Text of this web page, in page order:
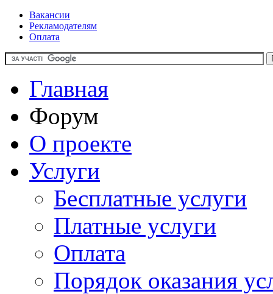
Вакансии
Рекламодателям
Оплата
Главная
Форум
О проекте
Услуги
Бесплатные услуги
Платные услуги
Оплата
Порядок оказания